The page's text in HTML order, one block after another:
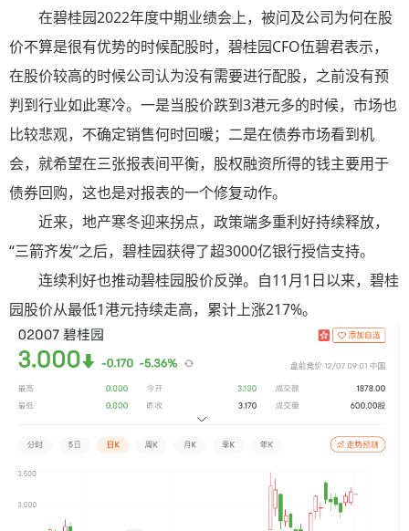
在碧桂园2022年度中期业绩会上，被问及公司为何在股
价不算是很有优势的时候配股时，碧桂园CFO伍碧君表示，
在股价较高的时候公司认为没有需要进行配股，之前没有预
判到行业如此寒冷。一是当股价跌到3港元多的时候，市场也
比较悲观，不确定销售何时回暖；二是在债券市场看到机
会，就希望在三张报表间平衡，股权融资所得的钱主要用于
债券回购，这也是对报表的一个修复动作。
近来，地产寒冬迎来拐点，政策端多重利好持续释放，
“三箭齐发”之后，碧桂园获得了超3000亿银行授信支持。
连续利好也推动碧桂园股价反弹。自11月1日以来，碧桂
园股价从最低1港元持续走高，累计上涨217%。